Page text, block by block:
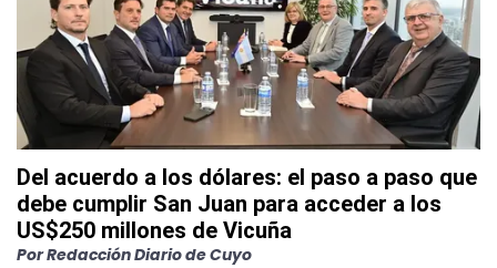
Del acuerdo a los dólares: el paso a paso que
debe cumplir San Juan para acceder a los
US$250 millones de Vicuña
PorRedacción Diario de Cuyo